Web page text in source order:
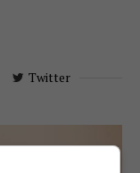
Twitter